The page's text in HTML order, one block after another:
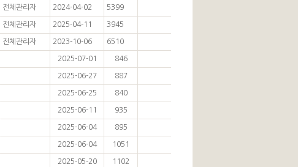
전체관리자 2024-04-02 5399
전체관리자 2025-04-11 3945
전체관리자 2023-10-06 6510
2025-07-01 846
2025-06-27 887
2025-06-25 840
2025-06-11 935
2025-06-04 895
2025-06-04 1051
2025-05-20 1102